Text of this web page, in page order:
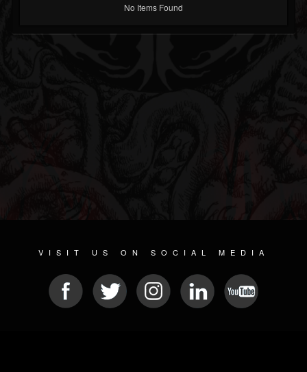
No Items Found
VISIT US ON SOCIAL MEDIA